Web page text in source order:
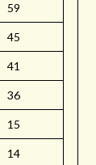
59
45
41
36
15
14